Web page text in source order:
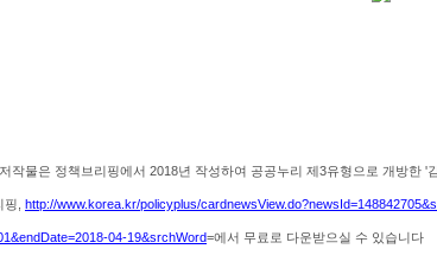
작물은 정책브리핑에서 2018년 작성하여 공공누리 제3유형으로 개방한 '
핑, http://www.korea.kr/policyplus/
04-19&srchWord=에서 무료로 다운받으실 수 있습니다